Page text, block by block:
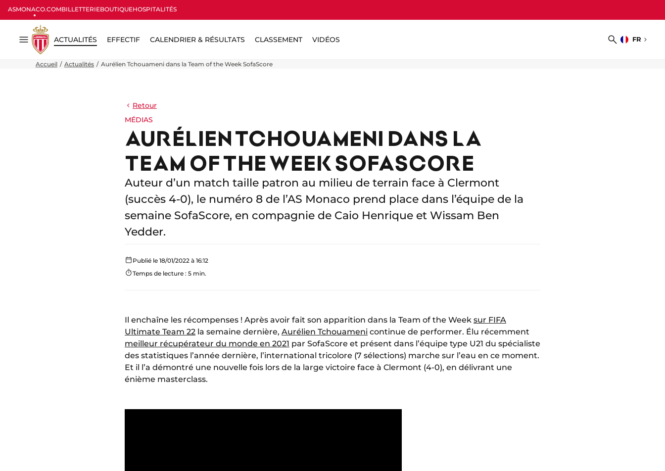
ASMONACO.COMBILLETTERIEBOUTIQUEHOSPITALITÉS
Menu
ACTUALITÉS EFFECTIF CALENDRIER & RÉSULTATS CLASSEMENT VIDÉOS
Recherche
FR
Choisir
Accueil Actualités Aurélien Tchouameni dans la Team of the Week SofaScore
Retour
MÉDIAS
AURÉLIEN TCHOUAMENI DANS LA
TEAM OF THE WEEK SOFASCORE
Auteur d’un match taille patron au milieu de terrain face à Clermont
(succès 4-0), le numéro 8 de l’AS Monaco prend place dans l’équipe de la
semaine SofaScore, en compagnie de Caio Henrique et Wissam Ben
Yedder.
Publié le 18/01/2022 à 16:12
Temps de lecture : 5 min.
Il enchaîne les récompenses ! Après avoir fait son apparition dans la Team of the Week sur FIFA
Ultimate Team 22 la semaine dernière, Aurélien Tchouameni continue de performer. Élu récemment
meilleur récupérateur du monde en 2021 par SofaScore et présent dans l’équipe type U21 du spécialiste
des statistiques l’année dernière, l’international tricolore (7 sélections) marche sur l’eau en ce moment.
Et il l’a démontré une nouvelle fois lors de la large victoire face à Clermont (4-0), en délivrant une
énième masterclass.